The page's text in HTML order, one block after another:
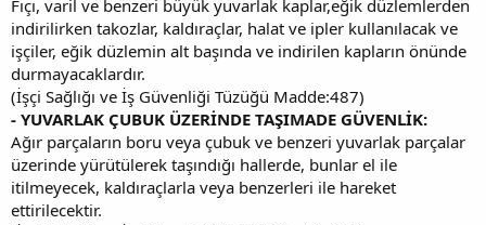
Fıçı, varil ve benzeri büyük yuvarlak kaplar,eğik düzlemlerden
indirilirken takozlar, kaldıraçlar, halat ve ipler kullanılacak ve
işçiler, eğik düzlemin alt başında ve indirilen kapların önünde
durmayacaklardır.
(İşçi Sağlığı ve İş Güvenliği Tüzüğü Madde:487)
- YUVARLAK ÇUBUK ÜZERİNDE TAŞIMADE GÜVENLİK:
Ağır parçaların boru veya çubuk ve benzeri yuvarlak parçalar
üzerinde yürütülerek taşındığı hallerde, bunlar el ile
itilmeyecek, kaldıraçlarla veya benzerleri ile hareket
ettirilecektir.